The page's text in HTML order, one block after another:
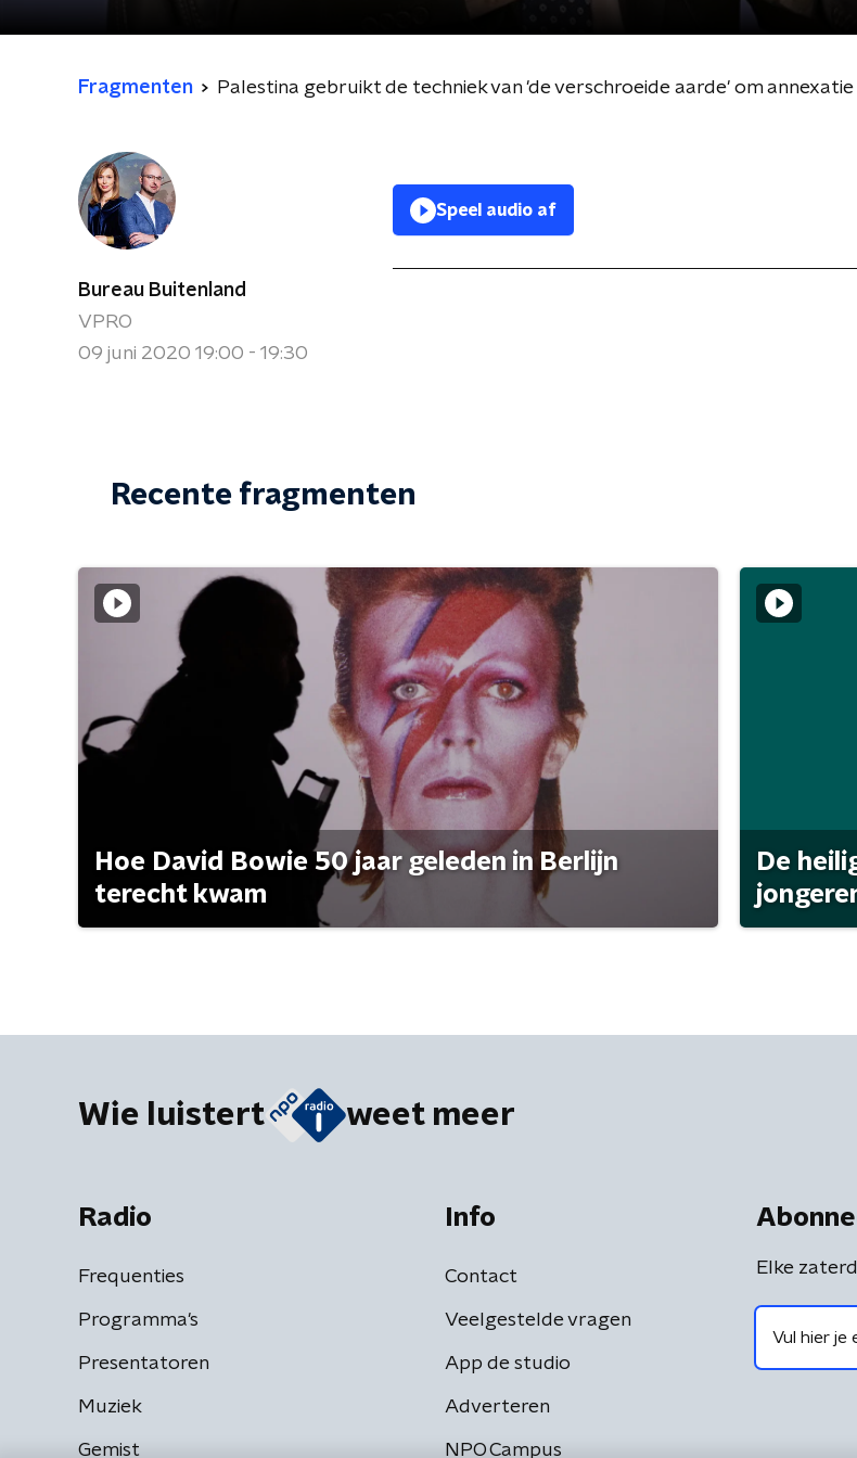
Fragmenten Palestina gebruikt de techniek van 'de verschroeide aarde' om
Bureau Buitenland
VPRO
09 juni 2020 19:00 - 19:30
Speel audio af
Recente fragmenten
Hoe David Bowie 50 jaar geleden in Berlijn
terecht kwam
De
Wie luistert weet meer
Radio
Frequenties
Programma's
Presentatoren
Muziek
Gemist
Info
Contact
Veelgestelde vragen
App de studio
Adverteren
NPO Campus
Elke